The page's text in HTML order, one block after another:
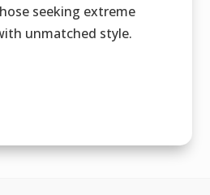
seeking extreme
unmatched style.